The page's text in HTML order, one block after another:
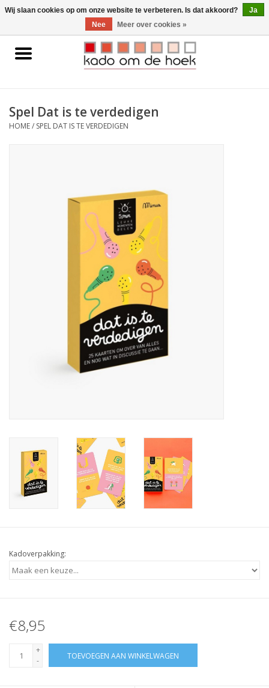
0 Artikelen - €0,00
Home
Gadgets
Spel Dat is te verdedigen
HOME/ SPEL DAT IS TE VERDEDIGEN
Kadoverpakking:
€8,95
+
-
TOEVOEGEN AAN WINKELWAGEN
Wij slaan cookies op om onze website te verbeteren. Is dat akkoord?
Ja
Nee
Meer over cookies »